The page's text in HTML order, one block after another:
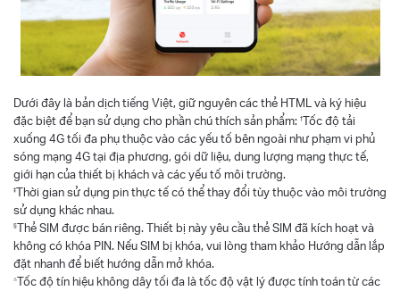
Dưới đây là bản dịch tiếng Việt, giữ nguyên các thẻ HTML và ký hiệu
đặc biệt để bạn sử dụng cho phần chú thích sản phẩm: †Tốc độ tải
xuống 4G tối đa phụ thuộc vào các yếu tố bên ngoài như phạm vi phủ
sóng mạng 4G tại địa phương, gói dữ liệu, dung lượng mạng thực tế,
giới hạn của thiết bị khách và các yếu tố môi trường.
‡Thời gian sử dụng pin thực tế có thể thay đổi tùy thuộc vào môi trường
sử dụng khác nhau.
§Thẻ SIM được bán riêng. Thiết bị này yêu cầu thẻ SIM đã kích hoạt và
không có khóa PIN. Nếu SIM bị khóa, vui lòng tham khảo Hướng dẫn lắp
đặt nhanh để biết hướng dẫn mở khóa.
△Tốc độ tín hiệu không dây tối đa là tốc độ vật lý được tính toán từ các